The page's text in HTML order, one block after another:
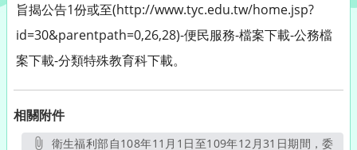
旨揭公告1份或至(http://www.tyc.edu.tw/home.jsp?
id=30&parentpath=0,26,28)-便民服務-檔案下載-公務檔
案下載-分類特殊教育科下載。
相關附件